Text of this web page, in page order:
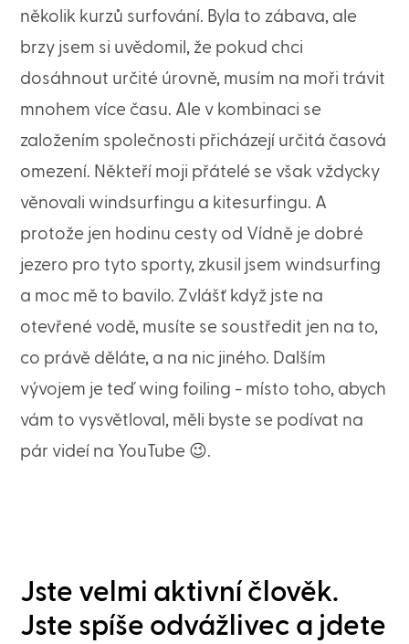
několik kurzů surfování. Byla to zábava, ale
brzy jsem si uvědomil, že pokud chci
dosáhnout určité úrovně, musím na moři trávit
mnohem více času. Ale v kombinaci se
založením společnosti přicházejí určitá časová
omezení. Někteří moji přátelé se však vždycky
věnovali windsurfingu a kitesurfingu. A
protože jen hodinu cesty od Vídně je dobré
jezero pro tyto sporty, zkusil jsem windsurfing
a moc mě to bavilo. Zvlášť když jste na
otevřené vodě, musíte se soustředit jen na to,
co právě děláte, a na nic jiného. Dalším
vývojem je teď wing foiling - místo toho, abych
vám to vysvětloval, měli byste se podívat na
pár videí na YouTube 😉.
Jste velmi aktivní člověk.
Jste spíše odvážlivec a jdete